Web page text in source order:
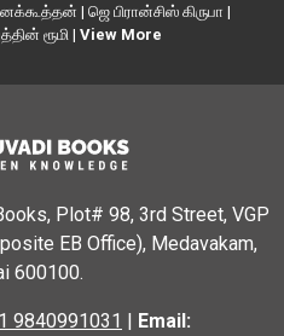
| ஜெ பிரான்சிஸ் கிருபா |
ரூமி | View More
Plot# 98, 3rd Street, VGP
EB Office), Medavakam,
600100.
9840991031 | Email: